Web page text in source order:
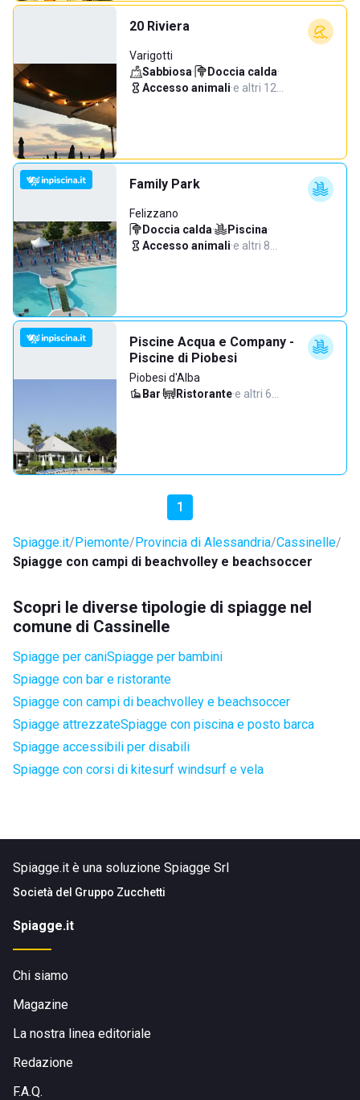
20 Riviera
Varigotti
Sabbiosa· Doccia calda·
Accesso animali·e altri 12…
Family Park
Felizzano
Doccia calda· Piscina·
Accesso animali·e altri 8…
Piscine Acqua e Company -
Piscine di Piobesi
Piobesi d'Alba
Bar· Ristorante·e altri 6…
1
Spiagge.it Piemonte Provincia di Alessandria Cassinelle
Spiagge con campi di beachvolley e beachsoccer
Scopri le diverse tipologie di spiagge nel
comune di Cassinelle
Spiagge per caniSpiagge per bambini
Spiagge con bar e ristorante
Spiagge con campi di beachvolley e beachsoccer
Spiagge attrezzateSpiagge con piscina e posto barca
Spiagge accessibili per disabili
Spiagge con corsi di kitesurf windsurf e vela
Spiagge.it è una soluzione Spiagge Srl
Società del Gruppo Zucchetti
Spiagge.it
Chi siamo
Magazine
La nostra linea editoriale
Redazione
F.A.Q.